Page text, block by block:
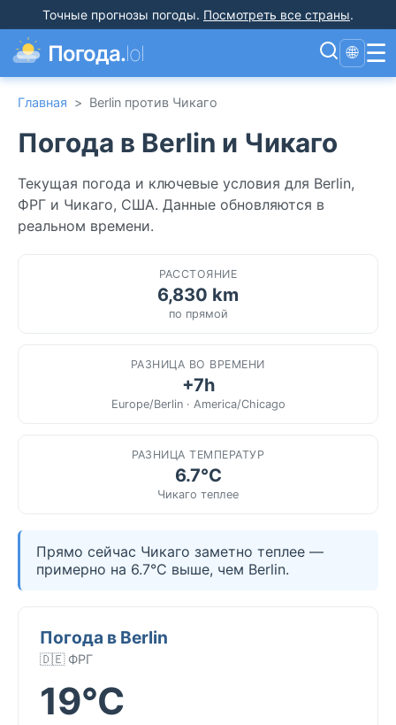
Точные прогнозы погоды. Посмотреть все страны.
Погода.lol 🌐 ☰
Главная > Berlin против Чикаго
Погода в Berlin и Чикаго
Текущая погода и ключевые условия для Berlin,
ФРГ и Чикаго, США. Данные обновляются в
реальном времени.
РАССТОЯНИЕ
6,830 km
по прямой
РАЗНИЦА ВО ВРЕМЕНИ
+7h
Europe/Berlin · America/Chicago
РАЗНИЦА ТЕМПЕРАТУР
6.7°C
Чикаго теплее
Прямо сейчас Чикаго заметно теплее —
примерно на 6.7°C выше, чем Berlin.
Погода в Berlin
🇩🇪 ФРГ
19°C